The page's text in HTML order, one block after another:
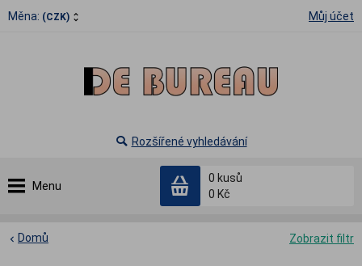
Měna: (CZK) Můj účet
Menu
0 kusů
0 Kč
Rozšířené vyhledávání
Zobrazit filtr
Domů